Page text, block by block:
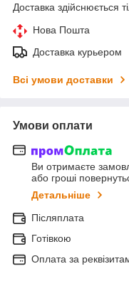
Доставка здійснюється
Нова Пошта
Доставка курьером
Всі умови доставки
Умови оплати
Ви отримаєте
або гроші
Детальніше
Післяплата
Готівкою
Оплата за